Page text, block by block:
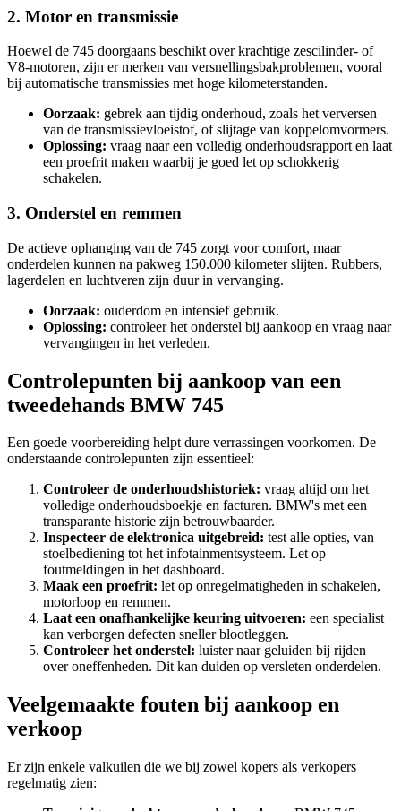
2. Motor en transmissie
Hoewel de 745 doorgaans beschikt over krachtige zescilinder- of
V8-motoren, zijn er merken van versnellingsbakproblemen, vooral
bij automatische transmissies met hoge kilometerstanden.
Oorzaak: gebrek aan tijdig onderhoud, zoals het verversen
van de transmissievloeistof, of slijtage van koppelomvormers.
Oplossing: vraag naar een volledig onderhoudsrapport en laat
een proefrit maken waarbij je goed let op schokkerig
schakelen.
3. Onderstel en remmen
De actieve ophanging van de 745 zorgt voor comfort, maar
onderdelen kunnen na pakweg 150.000 kilometer slijten. Rubbers,
lagerdelen en luchtveren zijn duur in vervanging.
Oorzaak: ouderdom en intensief gebruik.
Oplossing: controleer het onderstel bij aankoop en vraag naar
vervangingen in het verleden.
Controlepunten bij aankoop van een
tweedehands BMW 745
Een goede voorbereiding helpt dure verrassingen voorkomen. De
onderstaande controlepunten zijn essentieel:
Controleer de onderhoudshistoriek: vraag altijd om het
volledige onderhoudsboekje en facturen. BMW's met een
transparante historie zijn betrouwbaarder.
Inspecteer de elektronica uitgebreid: test alle opties, van
stoelbediening tot het infotainmentsysteem. Let op
foutmeldingen in het dashboard.
Maak een proefrit: let op onregelmatigheden in schakelen,
motorloop en remmen.
Laat een onafhankelijke keuring uitvoeren: een specialist
kan verborgen defecten sneller blootleggen.
Controleer het onderstel: luister naar geluiden bij rijden
over oneffenheden. Dit kan duiden op versleten onderdelen.
Veelgemaakte fouten bij aankoop en
verkoop
Er zijn enkele valkuilen die we bij zowel kopers als verkopers
regelmatig zien: